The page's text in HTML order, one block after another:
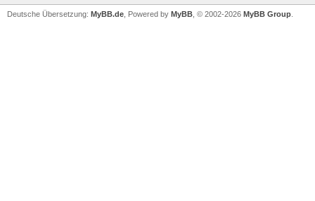
Deutsche Übersetzung: MyBB.de , Powered by MyBB , © 2002-2026 MyBB Group